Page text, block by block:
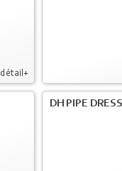
détail+
DH PIPE